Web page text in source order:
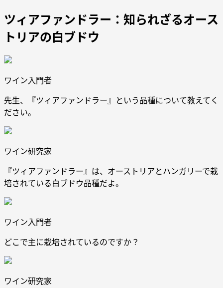
ツィアファンドラー：知られざるオース
トリアの白ブドウ
ワイン入門者
先生、『ツィアファンドラー』という品種について教えてく
ださい。
ワイン研究家
『ツィアファンドラー』は、オーストリアとハンガリーで栽
培されている白ブドウ品種だよ。
ワイン入門者
どこで主に栽培されているのですか？
ワイン研究家